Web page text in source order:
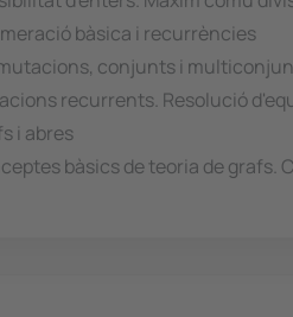
bàsica i recurrències
conjunts i
recurrents. Resolució
i abres
bàsics de teoria de grafs.